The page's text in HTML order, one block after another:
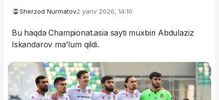
Sherzod Nurmatov2 yanv 2026, 14:10
Bu haqda Championat.asia sayti muxbiri Abdulaziz
Iskandarov ma'lum qildi.